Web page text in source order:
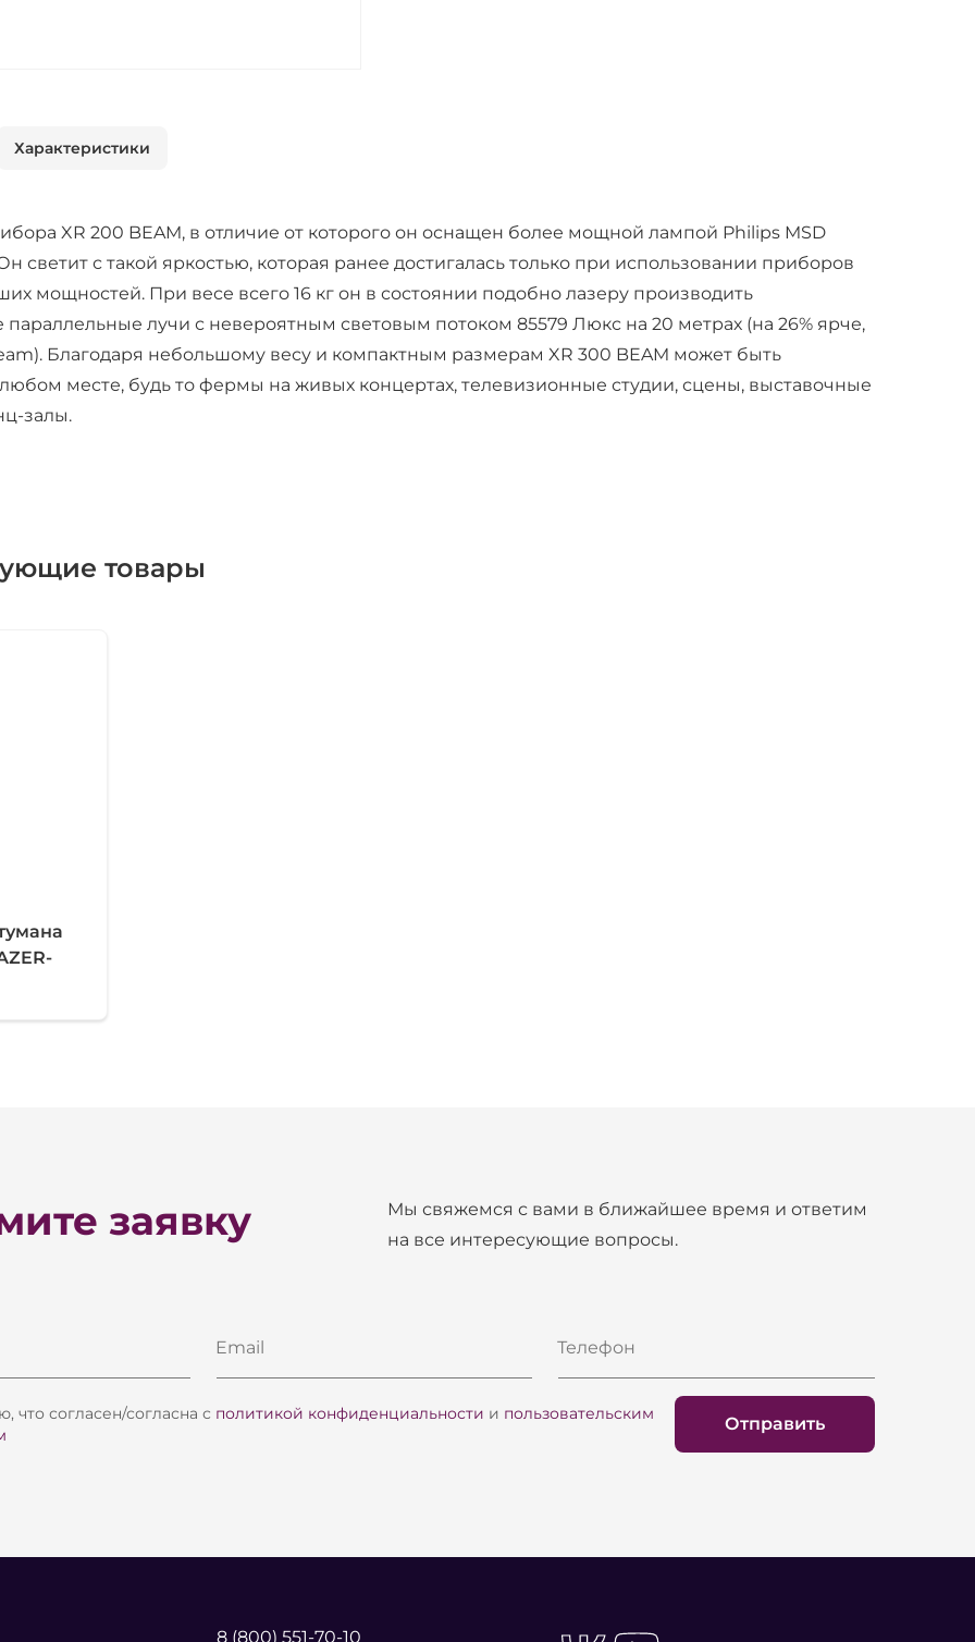
Характеристики
XR 200 BEAM, в отличие от которого он оснащен более мощной лампой Philips MSD
светит с такой яркостью, которая ранее достигалась только при использовании приборов
мощностей. При весе всего 16 кг он в состоянии подобно лазеру производить
лучи с невероятным световым потоком 85579 Люкс на 20 метрах (на 26% ярче,
Благодаря небольшому весу и компактным размерам XR 300 BEAM может быть
месте, будь то фермы на живых концертах, телевизионные студии, сцены, выставочные
залы.
товары
заявку
Мы свяжемся с вами в ближайшее время и ответим
на все интересующие вопросы.
Email Телефон
что согласен/согласна с политикой конфиденциальности и пользовательским
Отправить
8 (800) 551-70-10